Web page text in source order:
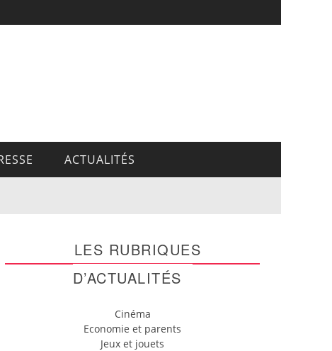
ACTUALITÉS
LES RUBRIQUES
D’ACTUALITÉS
Cinéma
Economie et parents
Jeux et jouets